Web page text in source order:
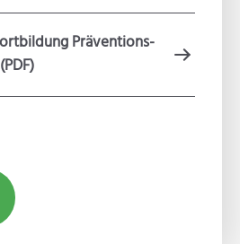
Präventions-